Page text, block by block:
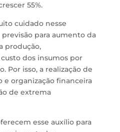
55%.
cuidado nesse
para aumento da
produção,
dos insumos por
Por isso, a realização de
organização financeira
de extrema
esse auxílio para